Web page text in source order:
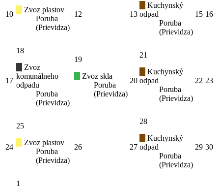
10
Zvoz plastov
Poruba
(Prievidza)
12 13
Kuchynský
odpad
Poruba
(Prievidza)
15 16
17
18
Zvoz
komunálneho
odpadu
Poruba
(Prievidza)
19
Zvoz skla
Poruba
(Prievidza)
20
21
Kuchynský
odpad
Poruba
(Prievidza)
22 23
24
25
Zvoz plastov
Poruba
(Prievidza)
26 27
28
Kuchynský
odpad
Poruba
(Prievidza)
29 30
1